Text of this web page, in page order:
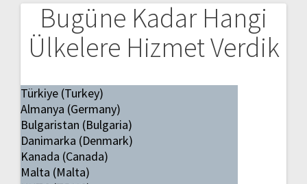
Bugüne Kadar Hangi
Ülkelere Hizmet Verdik
Türkiye (Turkey)
Almanya (Germany)
Bulgaristan (Bulgaria)
Danimarka (Denmark)
Kanada (Canada)
Malta (Malta)